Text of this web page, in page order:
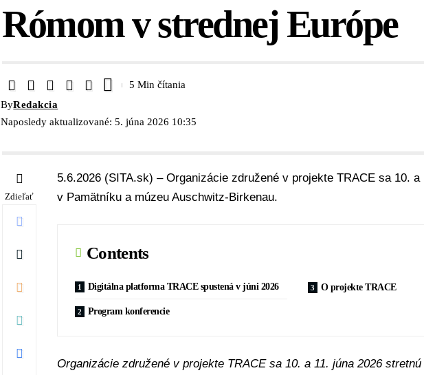
Rómom v strednej Európe
Naposledy aktualizované: 5. júna 2026 10:35
ByRedakcia
5 Min čítania
Zdieľať
5.6.2026 (SITA.sk) – Organizácie združené v projekte TRACE sa 10. a
v Pamätníku a múzeu Auschwitz-Birkenau.
Contents
Digitálna platforma TRACE spustená v júni 2026
Program konferencie
O projekte TRACE
Organizácie združené v projekte TRACE sa 10. a 11. júna 2026